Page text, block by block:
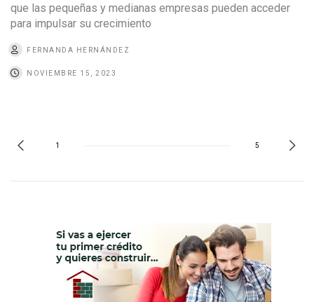
que las pequeñas y medianas empresas pueden acceder
para impulsar su crecimiento
FERNANDA HERNÁNDEZ
NOVIEMBRE 15, 2023
1 5